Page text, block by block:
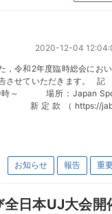
2020-12-04
，令和2年度臨時総会にお
告させていただきます。
時～ 場所：Japan
新定款（https://
お知らせ
報告 重
日本UJ大会開